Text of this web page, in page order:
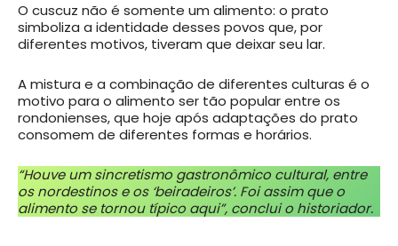
O cuscuz não é somente um alimento: o prato
simboliza a identidade desses povos que, por
diferentes motivos, tiveram que deixar seu lar.
A mistura e a combinação de diferentes culturas é o
motivo para o alimento ser tão popular entre os
rondonienses, que hoje após adaptações do prato
consomem de diferentes formas e horários.
“Houve um sincretismo gastronômico cultural, entre
os nordestinos e os ‘beiradeiros’. Foi assim que o
alimento se tornou típico aqui”, conclui o historiador.